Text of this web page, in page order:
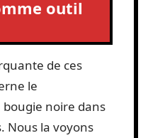
outil
de ces
le
noire dans
Nous la voyons